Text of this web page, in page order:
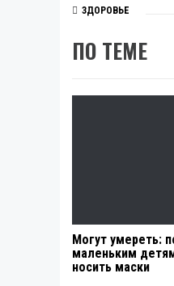
ЗДОРОВЬЕ
ПО ТЕМЕ
Могут умереть:
маленьким
носить маски